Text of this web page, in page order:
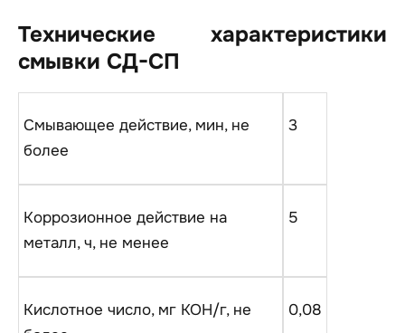
Технические характеристики
смывки СД-СП
Смывающее действие, мин, не
более
3
Коррозионное действие на
металл, ч, не менее
5
Кислотное число, мг КОН/г, не
0,08